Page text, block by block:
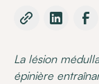
La lésion
épinière